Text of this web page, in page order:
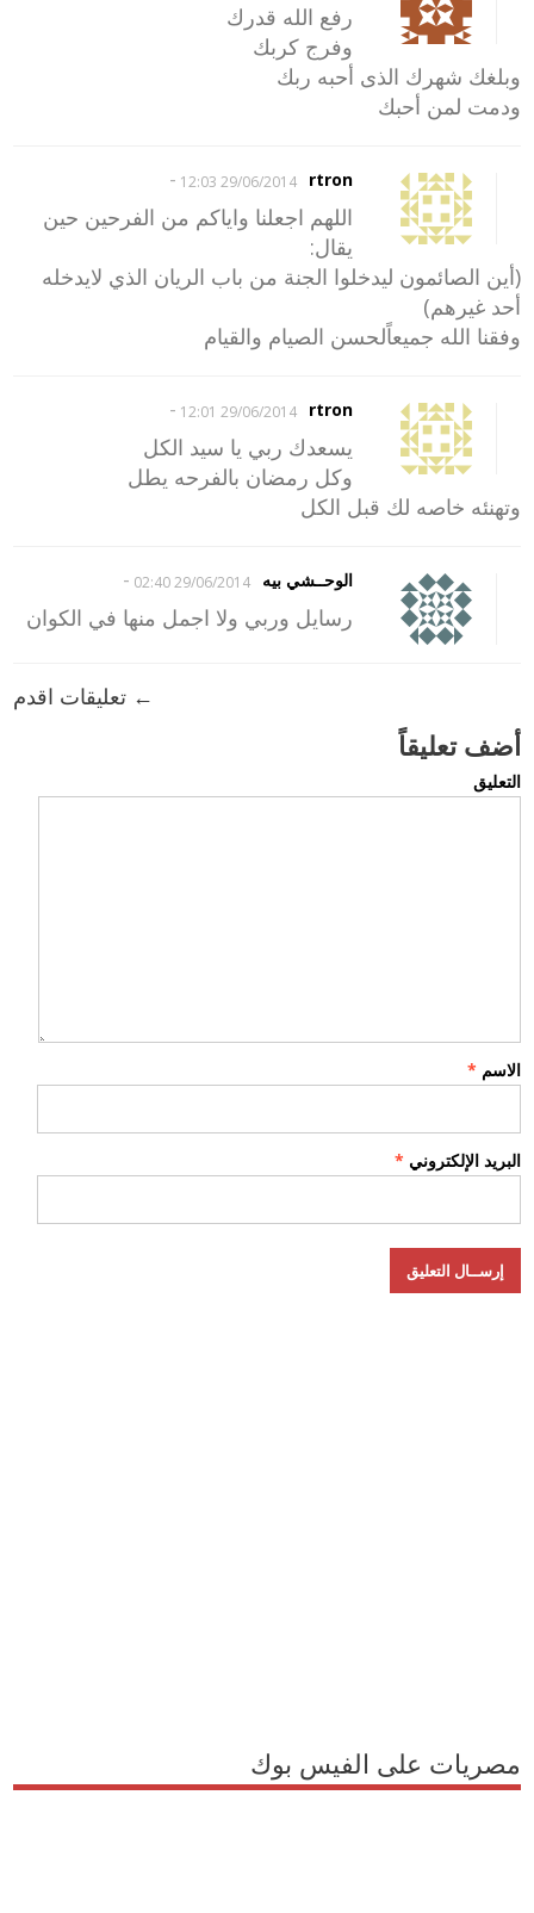
رفع الله قدرك
وفرج كربك
وبلغك شهرك الذى أحبه ربك
ودمت لمن أحبك
rtron
29/06/2014 12:03
-
اللهم اجعلنا واياكم من الفرحين حين
يقال:
(أين الصائمون ليدخلوا الجنة من باب الريان الذي لايدخله
أحد غيرهم)
وفقنا الله جميعاًلحسن الصيام والقيام
rtron
29/06/2014 12:01
-
يسعدك ربي يا سيد الكل
وكل رمضان بالفرحه يطل
وتهنئه خاصه لك قبل الكل
الوحــشي بيه 29/06/2014 02:40
-
رسايل وربي ولا اجمل منها في الكوان
← تعليقات اقدم
أضف تعليقاً
التعليق
الاسم *
البريد الإلكتروني *
مصريات على الفيس بوك